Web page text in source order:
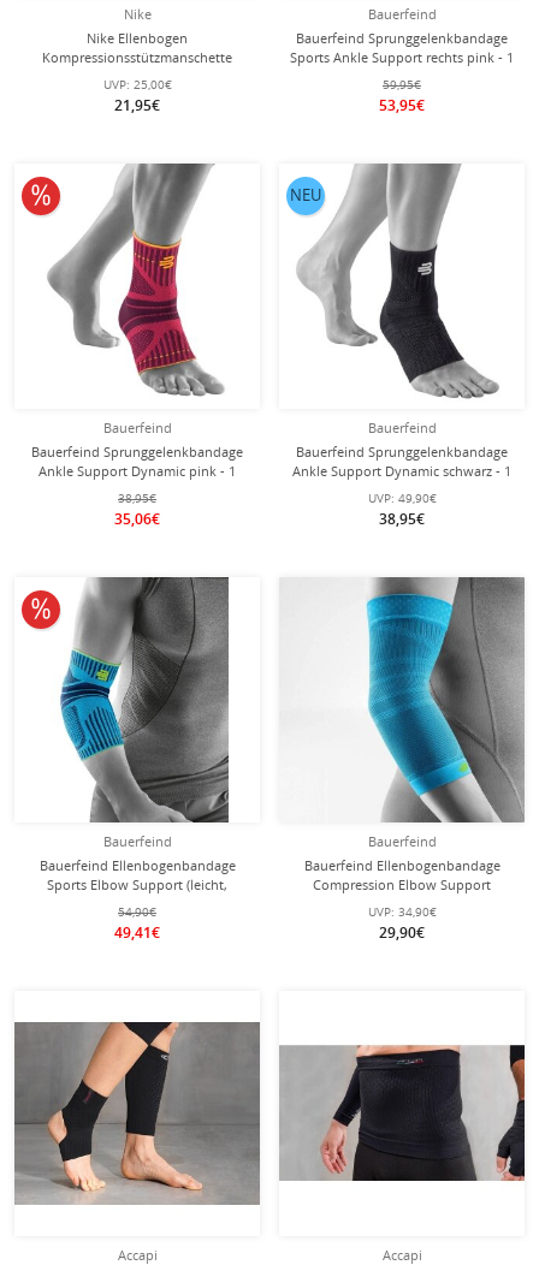
Nike
Nike Ellenbogen
Kompressionsstützmanschette
Lightweight Sleeves 2.0 - rot 2 Stück
UVP: 25,00€
21,95€
Bauerfeind
Bauerfeind Sprunggelenkbandage
Sports Ankle Support rechts pink - 1
Stück
59,95€
53,95€
Bauerfeind
Bauerfeind Sprunggelenkbandage
Ankle Support Dynamic pink - 1
Stück
38,95€
35,06€
10% reduziert
Bauerfeind
Bauerfeind Sprunggelenkbandage
Ankle Support Dynamic schwarz - 1
Stück
UVP: 49,90€
38,95€
NEU
Bauerfeind
Bauerfeind Ellenbogenbandage
Sports Elbow Support (leicht,
komfortabel) riverablau - 1 Stück
54,90€
49,41€
10% reduziert
Bauerfeind
Bauerfeind Ellenbogenbandage
Compression Elbow Support
(nahtloses Kompressionsgestrick)
hellblau 1er
UVP: 34,90€
29,90€
Accapi
Accapi